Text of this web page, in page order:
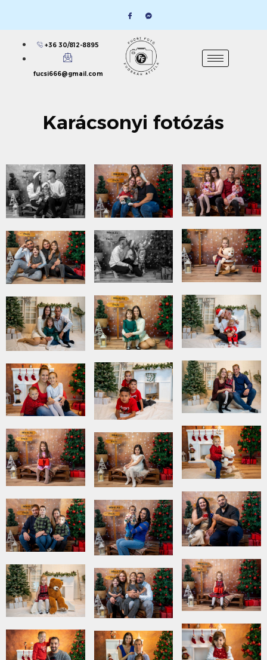
+36 30/812-8895
fucsi666@gmail.com
Karácsonyi fotózás